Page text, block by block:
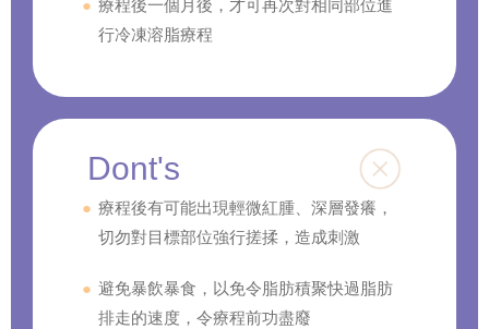
行冷凍溶脂療程
Dont's
療程後有可能出現輕微紅腫、深層發癢，
切勿對目標部位強行搓揉，造成刺激
避免暴飲暴食，以免令脂肪積聚快過脂肪
排走的速度，令療程前功盡廢